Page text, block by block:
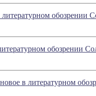
обозрении
обозрении
в литературном